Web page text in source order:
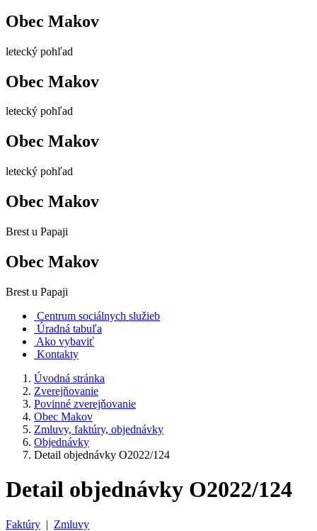
Obec Makov
letecký pohľad
Obec Makov
letecký pohľad
Obec Makov
letecký pohľad
Obec Makov
Brest u Papaji
Obec Makov
Brest u Papaji
Centrum sociálnych služieb
Úradná tabuľa
Ako vybaviť
Kontakty
Úvodná stránka
Zverejňovanie
Povinné zverejňovanie
Obec Makov
Zmluvy, faktúry, objednávky
Objednávky
Detail objednávky O2022/124
Detail objednávky O2022/124
Faktúry | Zmluvy